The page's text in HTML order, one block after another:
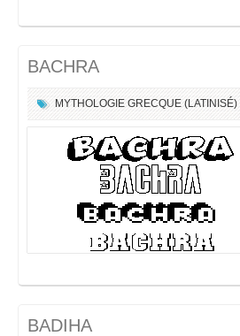
BACHRA
MYTHOLOGIE GRECQUE (LATINISÉ)
BADIHA